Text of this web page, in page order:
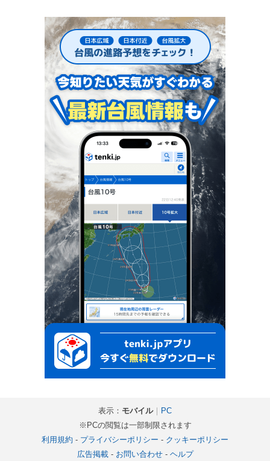
表示： モバイル｜ PC
※PCの閲覧は一部制限されます
利用規約 - プライバシーポリシー - クッキーポリシー
広告掲載- お問い合わせ- ヘルプ